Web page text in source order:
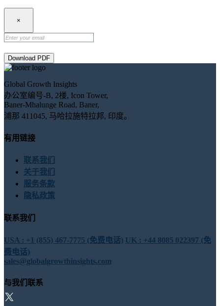
×
Download PDF
Global Growth Insights
办公室编号-B, 2楼, Icon Tower,
Baner-Mhalunge Road, Baner,
浦那 411045, 马哈拉施特拉邦, 印度。
有用链接
联系我们
关于我们
服务条款
隐私政策
联系我们
USA : +1 (855) 467-7775 (免费电话) UK : +44 8085 022397 (免
费电话)
sales@globalgrowthinsights.com
与我们联系